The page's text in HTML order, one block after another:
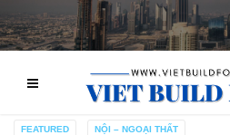
FEATURED NỘI – NGOẠI THẤT